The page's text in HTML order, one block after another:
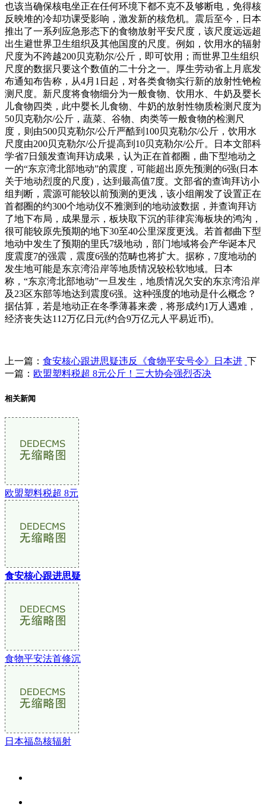
也该当确保核电坐正在任何环境下都不克不及够断电，免得核
反映堆的冷却功课受影响，激发新的核危机。震后至今，日本
推出了一系列应急形态下的食物放射平安尺度，该尺度远远超
出生避世界卫生组织及其他国度的尺度。例如，饮用水的辐射
尺度为不跨越200贝克勒尔/公斤，即可饮用；而世界卫生组织
尺度的数据只要这个数值的二十分之一。厚生劳动省上月底发
布通知布告称，从4月1日起，对各类食物实行新的放射性铯检
测尺度。新尺度将食物细分为一般食物、饮用水、牛奶及婴长
儿食物四类，此中婴长儿食物、牛奶的放射性物质检测尺度为
50贝克勒尔/公斤，蔬菜、谷物、肉类等一般食物的检测尺
度，则由500贝克勒尔/公斤严酷到100贝克勒尔/公斤，饮用水
尺度由200贝克勒尔/公斤提高到10贝克勒尔/公斤。日本文部科
学省7日颁发查询拜访成果，认为正在首都圈，曲下型地动之
一的“东京湾北部地动”的震度，可能超出原先预测的6强(日本
关于地动烈度的尺度)，达到最高值7度。文部省的查询拜访小
组判断，震源可能较以前预测的更浅，该小组阐发了设置正在
首都圈的约300个地动仪不雅测到的地动波数据，并查询拜访
了地下布局，成果显示，板块取下沉的菲律宾海板块的鸿沟，
很可能较原先预期的地下30至40公里深度更浅。若首都曲下型
地动中发生了预期的里氏7级地动，部门地域将会产华诞本尺
度震度7的强震，震度6强的范畴也将扩大。据称，7度地动的
发生地可能是东京湾沿岸等地质情况较松软地域。日本
称，“东京湾北部地动”一旦发生，地质情况欠安的东京湾沿岸
及23区东部等地达到震度6强。这种强度的地动是什么概念？
据估算，若是地动正在冬季薄暮来袭，将形成约1万人遇难，
经济丧失达112万亿日元(约合9万亿元人平易近币)。
上一篇： 食安核心跟进思疑违反《食物平安号令》日本进 下
一篇： 欧盟塑料税超 8元公斤！三大协会强烈否决
相关新闻
欧盟塑料税超 8元
食安核心跟进思疑
食物平安法首修沉
日本福岛核辐射